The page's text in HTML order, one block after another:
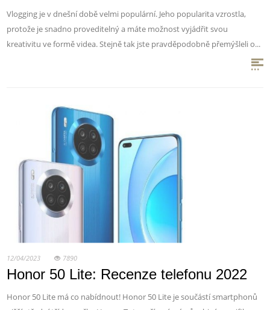
Vlogging je v dnešní době velmi populární. Jeho popularita vzrostla,
protože je snadno proveditelný a máte možnost vyjádřit svou
kreativitu ve formě videa. Stejně tak jste pravděpodobně přemýšleli o...
12/04/2023 7890
Honor 50 Lite: Recenze telefonu 2022
Honor 50 Lite má co nabídnout! Honor 50 Lite je součástí smartphonů